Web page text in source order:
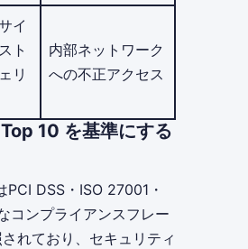
イ
ト
リ
内部ネットワーク
への不正アクセス
10 を基準にする
PCI DSS・ISO 27001・
コンプライアンスフレー
れており、セキュリティ